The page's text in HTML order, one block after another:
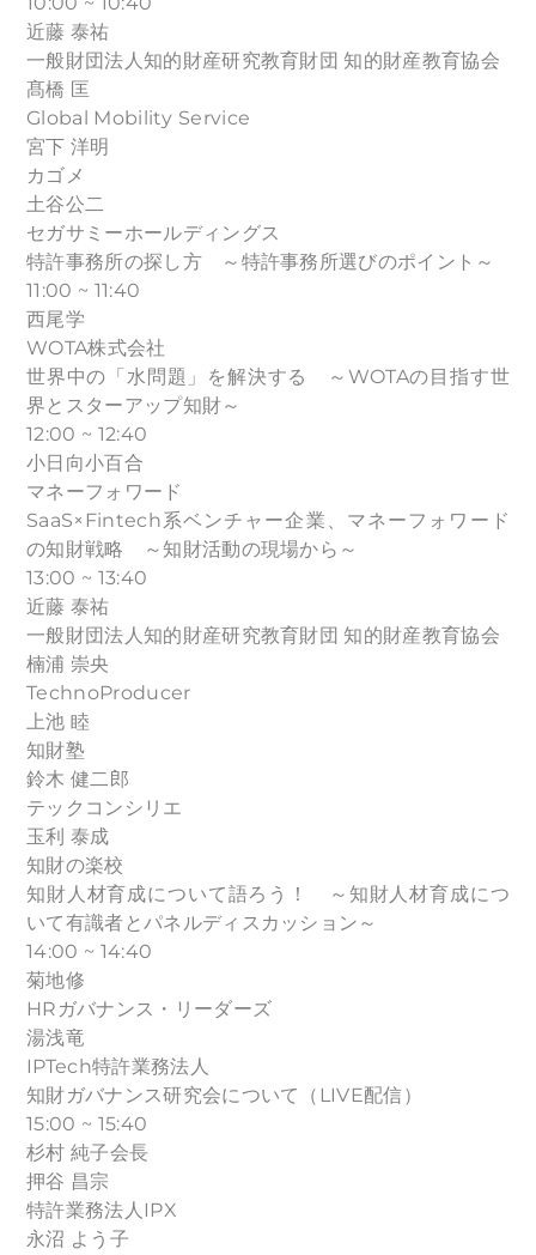
近藤 泰祐
一般財団法人知的財産研究教育財団 知的財産教育協会
髙橋 匡
Global Mobility Service
宮下 洋明
カゴメ
土谷公二
セガサミーホールディングス
特許事務所の探し方 ～特許事務所選びのポイント～
11:00 ~ 11:40
西尾学
WOTA株式会社
世界中の「水問題」を解決する ～WOTAの目指す世
界とスターアップ知財～
12:00 ~ 12:40
小日向小百合
マネーフォワード
SaaS×Fintech系ベンチャー企業、マネーフォワード
の知財戦略 ～知財活動の現場から～
13:00 ~ 13:40
近藤 泰祐
一般財団法人知的財産研究教育財団 知的財産教育協会
楠浦 崇央
TechnoProducer
上池 睦
知財塾
鈴木 健二郎
テックコンシリエ
玉利 泰成
知財の楽校
知財人材育成について語ろう！ ～知財人材育成につ
いて有識者とパネルディスカッション～
14:00 ~ 14:40
菊地修
HRガバナンス・リーダーズ
湯浅竜
IPTech特許業務法人
知財ガバナンス研究会について（LIVE配信）
15:00 ~ 15:40
杉村 純子会長
押谷 昌宗
特許業務法人IPX
永沼 よう子